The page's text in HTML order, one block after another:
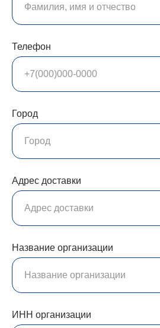
Телефон
Город
Адрес доставки
Название организации
ИНН организации